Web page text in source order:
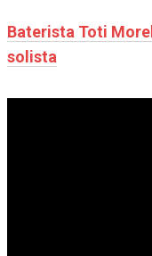
Baterista Toti
solista